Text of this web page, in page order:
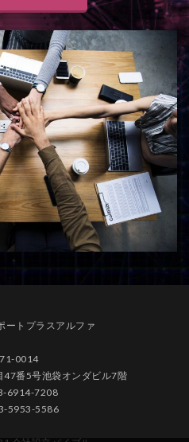
ートプラスアルファ
0014
47番5号池袋オンダビル7階
6914-7208
5953-5586